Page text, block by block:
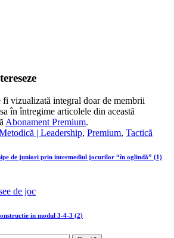
fi vizualizată integral doar de membrii
în întregime articolele din această
Abonament Premium.
| Leadership, Premium, Tactică
de juniori prin intermediul jocurilor “în oglindă” (1)
de joc
in modul 3-4-3 (2)